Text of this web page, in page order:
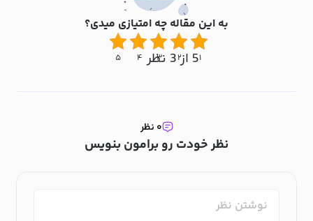
به این مقاله چه امتیازی میدی؟
5 از 3 نظر۱ ۲ ۳ ۴ ۵
نظر خودت رو برامون بنویس
۰ نظر